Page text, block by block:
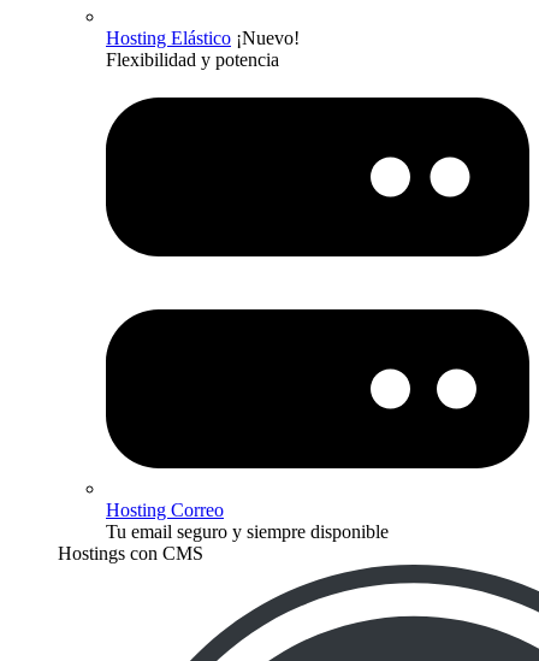
Hosting Elástico ¡Nuevo!
Flexibilidad y potencia
Hosting Correo
Tu email seguro y siempre disponible
Hostings con CMS